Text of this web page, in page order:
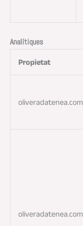
Analítiques
Propietat
oliveradatenea.com
oliveradatenea.com